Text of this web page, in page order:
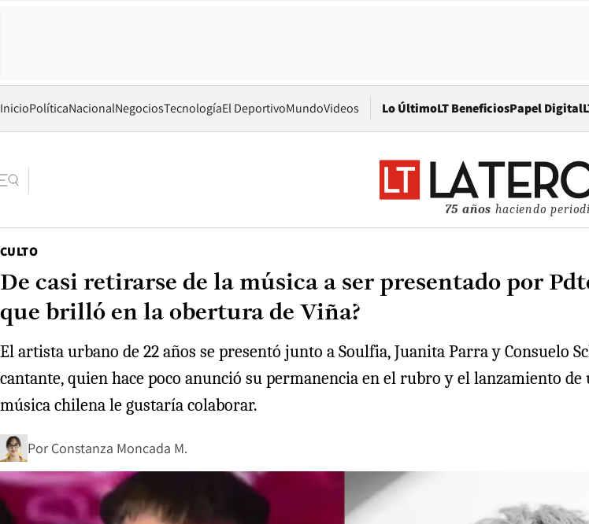
InicioPolíticaNacionalNegociosTecnologíaEl DeportivoMundoVideos Lo ÚltimoLT BeneficiosPapel Digital
75 años haciendo
CULTO
De casi retirarse de la música a ser presentado por
que brilló en la obertura de Viña?
El artista urbano de 22 años se presentó junto a Soulfia, Juanita Parra y Consuelo
cantante, quien hace poco anunció su permanencia en el rubro y el lanzamiento
música chilena le gustaría colaborar.
Por Constanza Moncada M.